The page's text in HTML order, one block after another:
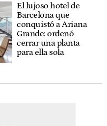
El lujoso hotel de
Barcelona que
conquistó a Ariana
Grande: ordenó
cerrar una planta
para ella sola